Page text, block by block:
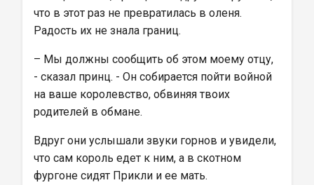
что в этот раз не превратилась в оленя.
Радость их не знала границ.
– Мы должны сообщить об этом моему отцу,
- сказал принц. - Он собирается пойти войной
на ваше королевство, обвиняя твоих
родителей в обмане.
Вдруг они услышали звуки горнов и увидели,
что сам король едет к ним, а в скотном
фургоне сидят Прикли и ее мать.